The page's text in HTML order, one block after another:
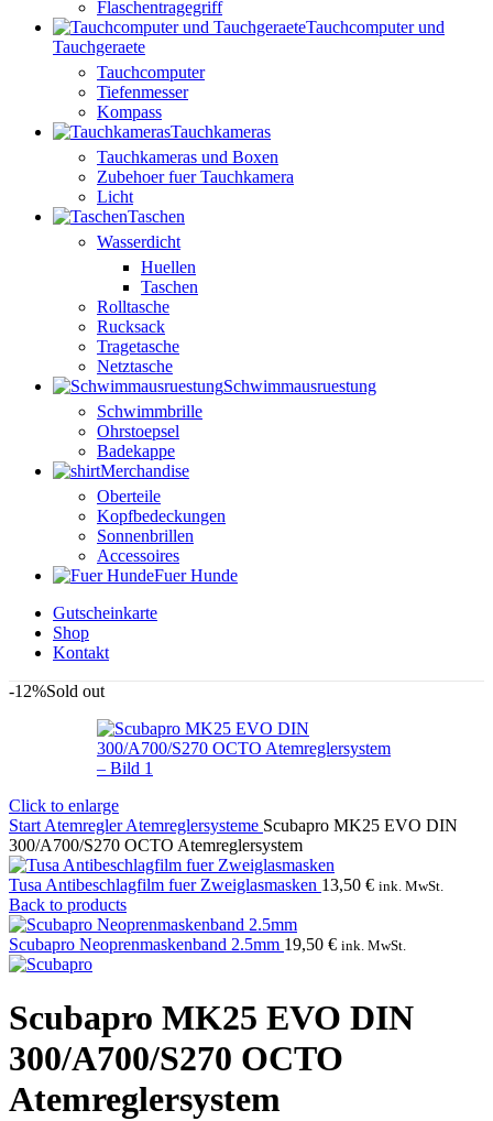
Flaschentragegriff
Tauchcomputer und
Tauchgeraete
Tauchcomputer
Tiefenmesser
Kompass
Tauchkameras
Tauchkameras und Boxen
Zubehoer fuer Tauchkamera
Licht
Taschen
Wasserdicht
Huellen
Taschen
Rolltasche
Rucksack
Tragetasche
Netztasche
Schwimmausruestung
Schwimmbrille
Ohrstoepsel
Badekappe
Merchandise
Oberteile
Kopfbedeckungen
Sonnenbrillen
Accessoires
Fuer Hunde
Gutscheinkarte
Shop
Kontakt
-12%Sold out
Click to enlarge
Start AtemreglerAtemreglersysteme Scubapro MK25 EVO DIN
300/A700/S270 OCTO Atemreglersystem
Tusa Antibeschlagfilm fuer Zweiglasmasken 13,50 € ink. MwSt.
Back to products
Scubapro Neoprenmaskenband 2.5mm 19,50 € ink. MwSt.
Scubapro MK25 EVO DIN
300/A700/S270 OCTO
Atemreglersystem